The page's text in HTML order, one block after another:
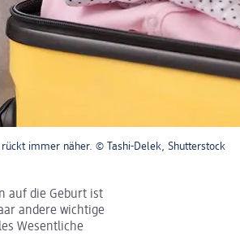
immer näher. © Tashi-Delek, Shutterstock
auf die Geburt ist
andere wichtige
Wesentliche